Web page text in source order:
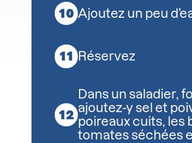
Ajoutez un peu
Réservez
Dans un saladier,
ajoutez-y sel et
poireaux cuits, les
tomates séchées